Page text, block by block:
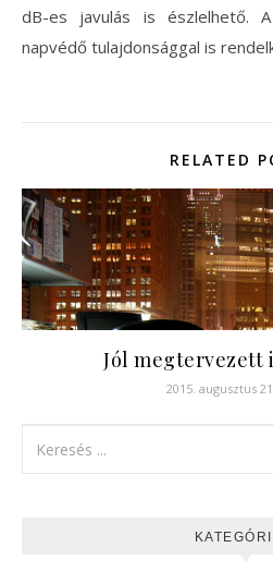
dB-es javulás is észlelhető.
napvédő tulajdonsággal is
RELATED
Jól megtervezett
2015. augusztus